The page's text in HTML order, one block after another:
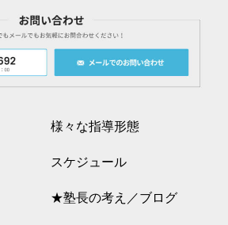
様々な指導形態
スケジュール
★塾長の考え／ブログ